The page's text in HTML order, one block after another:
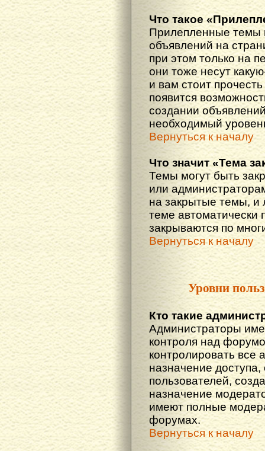
Что такое
Прилепленные темы
объявлений на
при этом только на
они тоже несут
и вам стоит
появится
создании
необходимый
Вернуться к началу
Что значит «Тема
Темы могут быть
или
на закрытые темы, и
теме автоматически
закрываются по
Вернуться к началу
Уровни
Кто такие
Администраторы
контроля над
контролировать все
назначение
пользователей,
назначение
имеют полные
форумах.
Вернуться к началу